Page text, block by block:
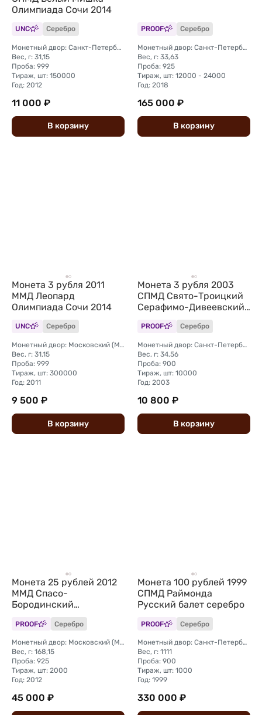
Олимпиада Сочи 2014
UNC Серебро
Монетный двор: Санкт-Петербургский (СПМД)
Вес, г: 31,15
Проба: 999
Тираж, шт: 150000
Год: 2012
11 000 ₽
В корзину
PROOF Серебро
Монетный двор: Санкт-Петербургский (СПМД)
Вес, г: 33,63
Проба: 925
Тираж, шт: 12000 - 24000
Год: 2018
165 000 ₽
В корзину
Монета 3 рубля 2011
ММД Леопард
Олимпиада Сочи 2014
UNC Серебро
Монетный двор: Московский (ММД)
Вес, г: 31,15
Проба: 999
Тираж, шт: 300000
Год: 2011
9 500 ₽
В корзину
Монета 3 рубля 2003
СПМД Свято-Троицкий
Серафимо-Дивеевский
монастырь
PROOF Серебро
Монетный двор: Санкт-Петербургский (СПМД)
Вес, г: 34,56
Проба: 900
Тираж, шт: 10000
Год: 2003
10 800 ₽
В корзину
Монета 25 рублей 2012
ММД Спасо-
Бородинский
монастырь
PROOF Серебро
Монетный двор: Московский (ММД)
Вес, г: 168,15
Проба: 925
Тираж, шт: 2000
Год: 2012
45 000 ₽
Монета 100 рублей 1999
СПМД Раймонда
Русский балет серебро
PROOF Серебро
Монетный двор: Санкт-Петербургский (СПМД)
Вес, г: 1111
Проба: 900
Тираж, шт: 1000
Год: 1999
330 000 ₽